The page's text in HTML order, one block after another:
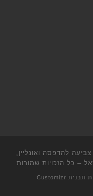
להדפסה ואונליין,
– כל הזכויות שמורות
תבנית Customizr